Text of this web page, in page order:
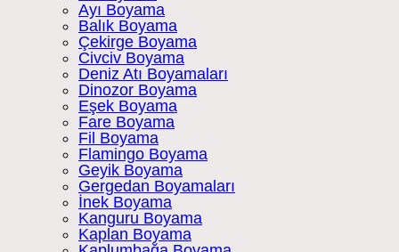
Ayı Boyama
Balık Boyama
Çekirge Boyama
Civciv Boyama
Deniz Atı Boyamaları
Dinozor Boyama
Eşek Boyama
Fare Boyama
Fil Boyama
Flamingo Boyama
Geyik Boyama
Gergedan Boyamaları
İnek Boyama
Kanguru Boyama
Kaplan Boyama